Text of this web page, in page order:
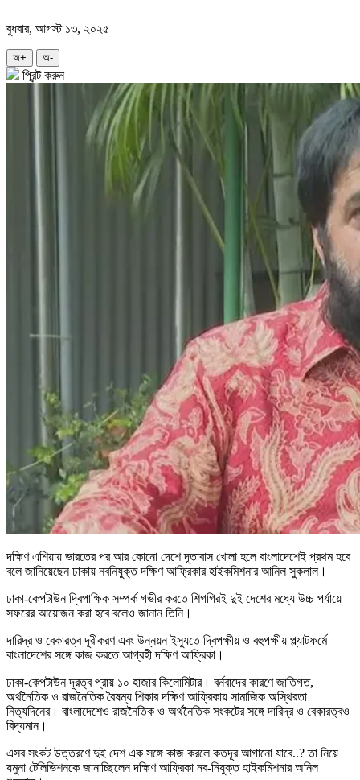
বুধবার, আগস্ট ১৩, ২০২৫
অ+ অ-
প্রিন্ট করুন
দক্ষিণ এশিয়ায় ভারতের পর আর কোনো দেশে দূতাবাস খোলা হলে বাংলাদেশেই প্রথম হবে
বলে জানিয়েছেন ঢাকায় নবনিযুক্ত দক্ষিণ আফ্রিকার হাইকমিশনার আনিল সুকলাল।
ঢাকা-কেপটাউন দ্বিপাক্ষিক সম্পর্ক গভীর করতে শিগগিরই দুই দেশের মধ্যে উচ্চ পর্যায়ে
সফরের আয়োজন করা হবে বলেও জানান তিনি।
দারিদ্র ও বেকারত্ব দূরীকরণ এবং উন্নয়ন ইস্যুতে দ্বিপক্ষীয় ও বহুপক্ষীয় প্ল্যাটফর্মে
বাংলাদেশের সঙ্গে কাজ করতে আগ্রহী দক্ষিণ আফ্রিকা।
ঢাকা-কেপটাউন দূরত্ব প্রায় ১০ হাজার কিলোমিটার। বর্নবাদের কারণে জাতিগত,
অর্থনৈতিক ও রাজনৈতিক বৈষম্য শিকার দক্ষিণ আফ্রিকায় সামাজিক অস্থিরতা
নিত্যদিনের। বাংলাদেশেও রাজনৈতিক ও অর্থনৈতিক সংকটের সঙ্গে দারিদ্র ও বেকারত্বও
বিদ্যমান।
এসব সংকট উত্তরণে দুই দেশ এক সঙ্গে কাজ করলে কতদূর আগানো যাবে..? তা নিয়ে
যমুনা টেলিভিশনকে জানাচ্ছিলেন দক্ষিণ আফ্রিকা নব-নিযুক্ত হাইকমিশনার অনিল